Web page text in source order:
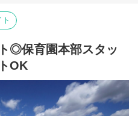
ッドシート など）
可能であればGAS等）
運営業務、テクニカルサポート
◎保育園本部スタッ
OK